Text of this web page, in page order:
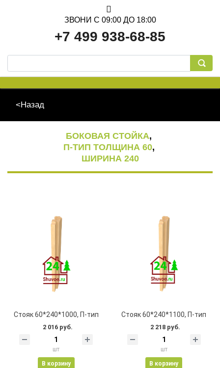
ЗВОНИ С 09:00 ДО 18:00
+7 499 938-68-85
<Назад
БОКОВАЯ СТОЙКА,
П-ТИП ТОЛЩИНА 60,
ШИРИНА 240
Стояк 60*240*1000, П-тип
2 016 руб.
шт
В корзину
Стояк 60*240*1100, П-тип
2 218 руб.
шт
В корзину